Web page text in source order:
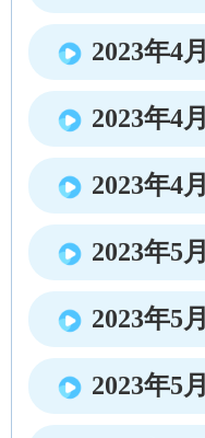
2023年4
2023年4
2023年4
2023年5
2023年5
2023年5